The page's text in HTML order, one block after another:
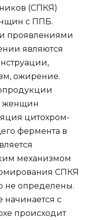
(СПКЯ)
с ППБ.
проявлениями
являются
ожирение.
женщин
цитохром-
фермента в
механизмом
СПКЯ
не определены.
начинается с
происходит